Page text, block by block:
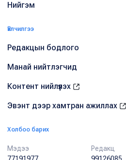
Нийгэм
Үйлчилгээ
Редакцын бодлого
Манай нийтлэгчид
Контент нийлүүлэх
Эвэнт дээр хамтран ажиллах
Холбоо барих
Мэдээ
Редакц